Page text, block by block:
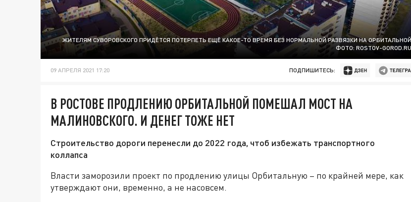
ЖИТЕЛЯМ СУВОРОВСКОГО ПРИДЁТСЯ ПОТЕРПЕТЬ ЕЩЁ КАКОЕ-ТО ВРЕМЯ БЕЗ НОРМАЛЬНОЙ РАЗВЯЗКИ НА
ФОТО: ROSTOV-
09 АПРЕЛЯ 2021 17:20 ПОДПИШИТЕСЬ:
В РОСТОВЕ ПРОДЛЕНИЮ ОРБИТАЛЬНОЙ ПОМЕШАЛ МОСТ НА
МАЛИНОВСКОГО. И ДЕНЕГ ТОЖЕ НЕТ
Строительство дороги перенесли до 2022 года, чтоб избежать транспортного
коллапса
Власти заморозили проект по продлению улицы Орбитальную – по крайней мере, как
утверждают они, временно, а не насовсем.